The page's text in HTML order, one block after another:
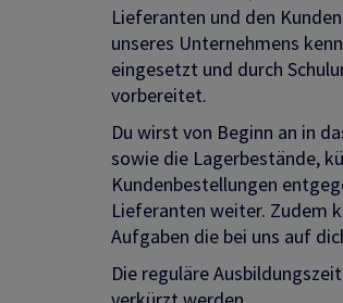
Lieferanten und den
unseres Unternehmens
eingesetzt und durch
vorbereitet.
Du wirst von Beginn an in
sowie die Lagerbestände,
Kundenbestellungen
Lieferanten weiter. Zudem
Aufgaben die bei uns auf
Die reguläre